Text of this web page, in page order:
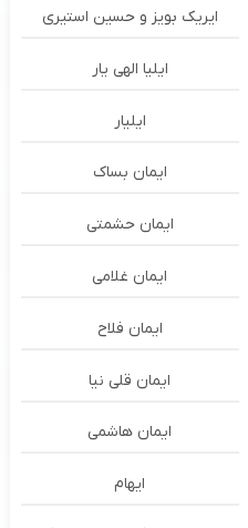
ایریک بویز و حسین استیری
ایلیا الهی یار
ایلیار
ایمان بساک
ایمان حشمتی
ایمان غلامی
ایمان فلاح
ایمان قلی نیا
ایمان هاشمی
ایهام